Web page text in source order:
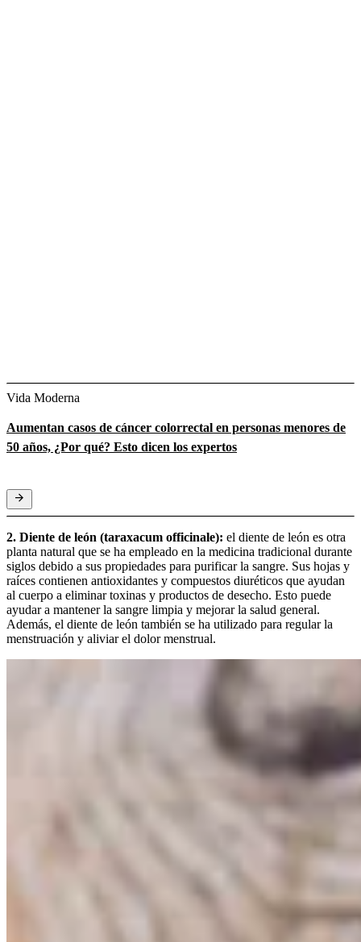
Vida Moderna
Aumentan casos de cáncer colorrectal en personas menores de
50 años, ¿Por qué? Esto dicen los expertos
2. Diente de león (taraxacum officinale): el diente de león es otra
planta natural que se ha empleado en la medicina tradicional durante
siglos debido a sus propiedades para purificar la sangre. Sus hojas y
raíces contienen antioxidantes y compuestos diuréticos que ayudan
al cuerpo a eliminar toxinas y productos de desecho. Esto puede
ayudar a mantener la sangre limpia y mejorar la salud general.
Además, el diente de león también se ha utilizado para regular la
menstruación y aliviar el dolor menstrual.